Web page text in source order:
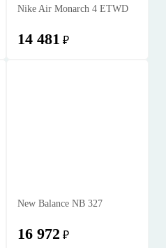
Nike Air Monarch 4 ETWD
14 481 ₽
New Balance NB 327
16 972 ₽